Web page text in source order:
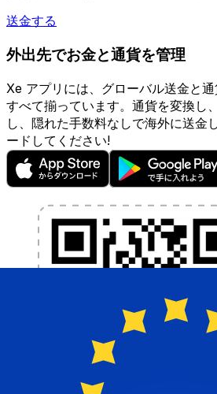
送金する
外出先でお金と通貨を管理
Xe アプリには、グローバル送金と
すべて揃っています。通貨を変換し
し、隠れた手数料なしで海外に送金
ードしてください!